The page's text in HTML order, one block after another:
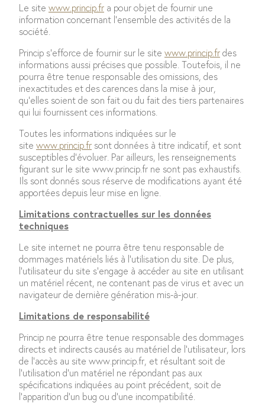
Le site www.princip.fr a pour objet de fournir une
information concernant l’ensemble des activités de la
société.
Princip s’efforce de fournir sur le site www.princip.frdes
informations aussi précises que possible. Toutefois, il ne
pourra être tenue responsable des omissions, des
inexactitudes et des carences dans la mise à jour,
qu’elles soient de son fait ou du fait des tiers partenaires
qui lui fournissent ces informations.
Toutes les informations indiquées sur le
site www.princip.fr sont données à titre indicatif, et sont
susceptibles d’évoluer. Par ailleurs, les renseignements
figurant sur le site www.princip.fr ne sont pas exhaustifs.
Ils sont donnés sous réserve de modifications ayant été
apportées depuis leur mise en ligne.
Limitations contractuelles sur les données
techniques
Le site internet ne pourra être tenu responsable de
dommages matériels liés à l’utilisation du site. De plus,
l’utilisateur du site s’engage à accéder au site en utilisant
un matériel récent, ne contenant pas de virus et avec un
navigateur de dernière génération mis-à-jour.
Limitations de responsabilité
Princip ne pourra être tenue responsable des dommages
directs et indirects causés au matériel de l’utilisateur, lors
de l’accès au site www.princip.fr, et résultant soit de
l’utilisation d’un matériel ne répondant pas aux
spécifications indiquées au point précédent, soit de
l’apparition d’un bug ou d’une incompatibilité.